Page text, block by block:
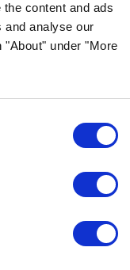
content and ads
and analyse our
under "More